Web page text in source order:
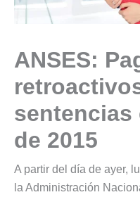
ANSES:
sentencias
de 2015
A partir del día de ayer,
la Administración